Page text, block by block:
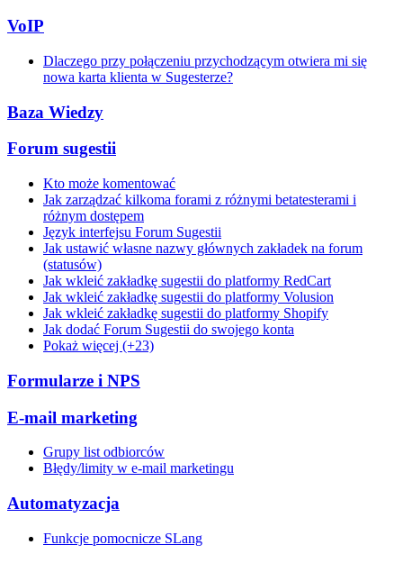
VoIP
Dlaczego przy połączeniu przychodzącym otwiera mi się
nowa karta klienta w Sugesterze?
Baza Wiedzy
Forum sugestii
Kto może komentować
Jak zarządzać kilkoma forami z różnymi betatesterami i
różnym dostępem
Język interfejsu Forum Sugestii
Jak ustawić własne nazwy głównych zakładek na forum
(statusów)
Jak wkleić zakładkę sugestii do platformy RedCart
Jak wkleić zakładkę sugestii do platformy Volusion
Jak wkleić zakładkę sugestii do platformy Shopify
Jak dodać Forum Sugestii do swojego konta
Pokaż więcej (+23)
Formularze i NPS
E-mail marketing
Grupy list odbiorców
Błędy/limity w e-mail marketingu
Automatyzacja
Funkcje pomocnicze SLang